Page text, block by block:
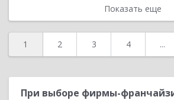
Показать еще
1 2 3 4 ...
При выборе фирмы-